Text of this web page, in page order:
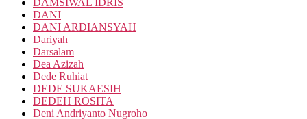
DAMSIWAL IDRIS
DANI
DANI ARDIANSYAH
Dariyah
Darsalam
Dea Azizah
Dede Ruhiat
DEDE SUKAESIH
DEDEH ROSITA
Deni Andriyanto Nugroho